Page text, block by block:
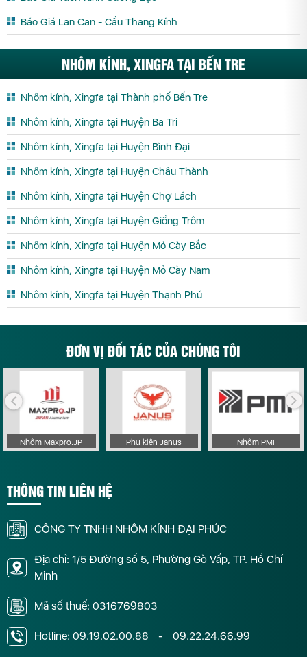
Báo Giá Lan Can - Cầu Thang Kính
NHÔM KÍNH, XINGFA TẠI BẾN TRE
Nhôm kính, Xingfa tại Thành phố Bến Tre
Nhôm kính, Xingfa tại Huyện Ba Tri
Nhôm kính, Xingfa tại Huyện Bình Đại
Nhôm kính, Xingfa tại Huyện Châu Thành
Nhôm kính, Xingfa tại Huyện Chợ Lách
Nhôm kính, Xingfa tại Huyện Giồng Trôm
Nhôm kính, Xingfa tại Huyện Mỏ Cày Bắc
Nhôm kính, Xingfa tại Huyện Mỏ Cày Nam
Nhôm kính, Xingfa tại Huyện Thạnh Phú
ĐƠN VỊ ĐỐI TÁC CỦA CHÚNG TÔI
Nhôm Maxpro.JP Phụ kiện Janus Nhôm PMI
THÔNG TIN LIÊN HỆ
CÔNG TY TNHH NHÔM KÍNH ĐẠI PHÚC
Địa chỉ: 1/5 Đường số 5, Phường Gò Vấp, TP. Hồ Chí
Minh
Mã số thuế: 0316769803
Hotline: 09.19.02.00.88 - 09.22.24.66.99